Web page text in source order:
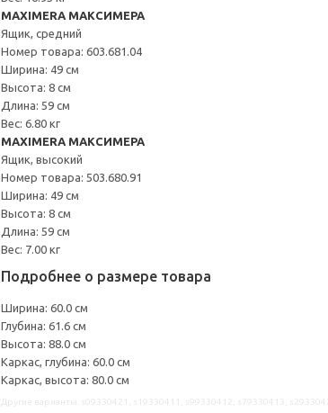
MAXIMERA МАКСИМЕРА
Ящик, средний
Номер товара: 603.681.04
Ширина: 49 см
Высота: 8 см
Длина: 59 см
Вес: 6.80 кг
MAXIMERA МАКСИМЕРА
Ящик, высокий
Номер товара: 503.680.91
Ширина: 49 см
Высота: 8 см
Длина: 59 см
Вес: 7.00 кг
Подробнее о размере товара
Ширина: 60.0 см
Глубина: 61.6 см
Высота: 88.0 см
Каркас, глубина: 60.0 см
Каркас, высота: 80.0 см